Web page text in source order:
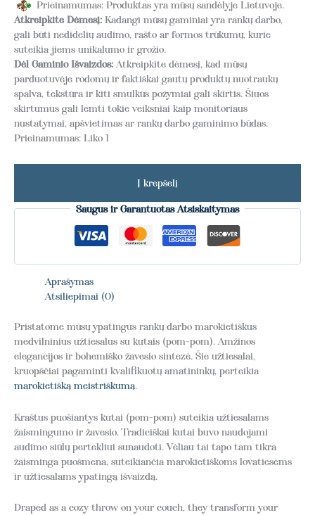
Prieinamumas: Produktas yra mūsų sandėlyje Lietuvoje.
Atkreipkite Dėmesį: Kadangi mūsų gaminiai yra rankų darbo,
gali būti nedidelių audimo, rašto ar formos trūkumų, kurie
suteikia jiems unikalumo ir grožio.
Dėl Gaminio Išvaizdos: Atkreipkite dėmesį, kad mūsų
parduotuvėje rodomų ir faktiškai gautų produktų nuotraukų
spalva, tekstūra ir kiti smulkūs požymiai gali skirtis. Šiuos
skirtumus gali lemti tokie veiksniai kaip monitoriaus
nustatymai, apšvietimas ar rankų darbo gaminimo būdas.
Prieinamumas: Liko 1
Į krepšelį
Saugus ir Garantuotas Atsiskaitymas
Aprašymas
Atsiliepimai (0)
Pristatome mūsų ypatingus rankų darbo marokietiškus
medvilninius užtiesalus su kutais (pom-pom). Amžinos
elegancijos ir bohemiško žavesio sintezė. Šie užtiesalai,
kruopščiai pagaminti kvalifikuotų amatininkų, perteikia
marokietišką meistriškumą.
Kraštus puošiantys kutai (pom-pom) suteikia užtiesalams
žaismingumo ir žavesio. Tradiciškai kutai buvo naudojami
audimo siūlų pertekliui sunaudoti. Vėliau tai tapo tam tikra
žaisminga puošmena, suteikiančia marokietiškoms lovatiesėms
ir užtiesalams ypatingą išvaizdą.
Draped as a cozy throw on your couch, they transform your